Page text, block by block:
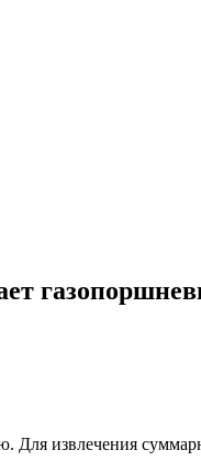
Для извлечения